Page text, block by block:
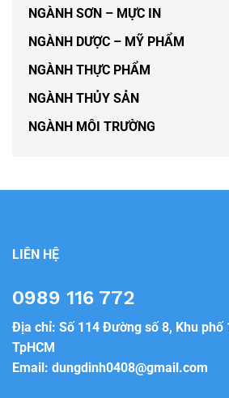
NGÀNH SƠN – MỰC IN
NGÀNH DƯỢC – MỸ PHẨM
NGÀNH THỰC PHẨM
NGÀNH THỦY SẢN
NGÀNH MÔI TRƯỜNG
LIÊN HỆ
0989 116 772
Địa chỉ: Số 114 Đường số 8, Khu phố
TpHCM
Email: dungdinh0408@gmail.com